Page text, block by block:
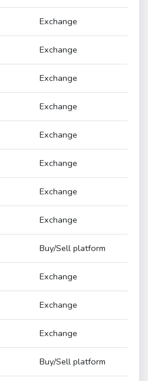
Exchange
Exchange
Exchange
Exchange
Exchange
Exchange
Exchange
Exchange
Buy/Sell platform
Exchange
Exchange
Exchange
Buy/Sell platform